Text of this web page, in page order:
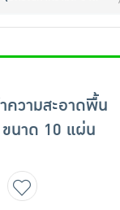
ความสะอาดพื้น
นาด 10 แผ่น